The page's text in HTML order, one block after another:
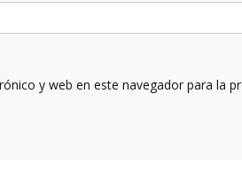
y web en este navegador para la